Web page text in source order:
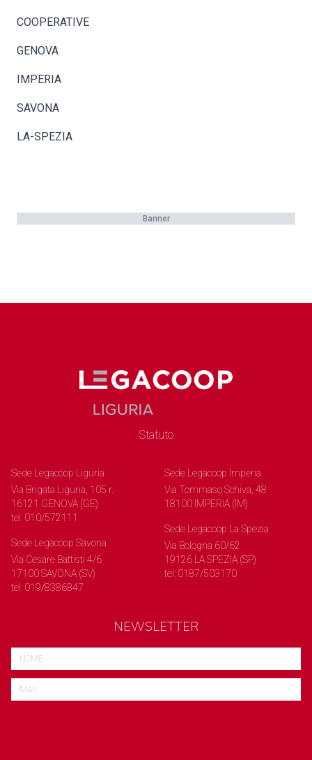
COOPERATIVE
GENOVA
IMPERIA
SAVONA
LA-SPEZIA
Banner
Statuto
Sede Legacoop Liguria
Via Brigata Liguria, 105 r.
16121 GENOVA (GE)
tel: 010/572111
Sede Legacoop Savona
Via Cesare Battisti 4/6
17100 SAVONA (SV)
tel: 019/8386847
Sede Legacoop Imperia
Via Tommaso Schiva, 48
18100 IMPERIA (IM)
Sede Legacoop La Spezia
Via Bologna 60/62
19126 LA SPEZIA (SP)
tel: 0187/503170
NEWSLETTER